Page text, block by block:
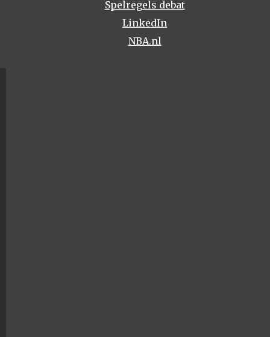
Spelregels debat
LinkedIn
NBA.nl